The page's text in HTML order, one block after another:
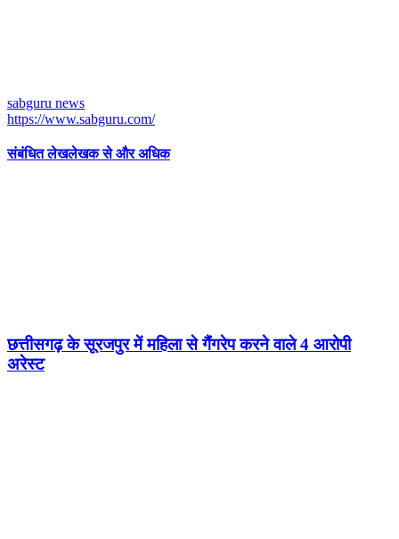
sabguru news
https://www.sabguru.com/
संबंधित लेखलेखक से और अधिक
छत्तीसगढ़ के सूरजपुर में महिला से गैंंगरेप करने वाले 4 आरोपी
अरेस्ट